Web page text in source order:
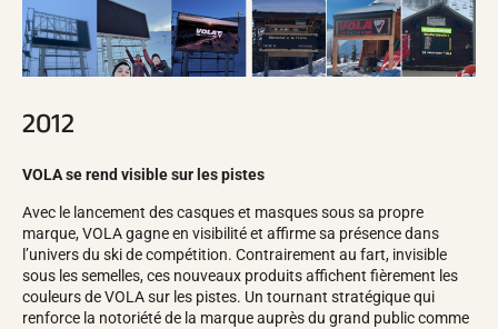
2012
VOLA se rend visible sur les pistes
Avec le lancement des casques et masques sous sa propre
marque, VOLA gagne en visibilité et affirme sa présence dans
l’univers du ski de compétition. Contrairement au fart, invisible
sous les semelles, ces nouveaux produits affichent fièrement les
couleurs de VOLA sur les pistes. Un tournant stratégique qui
renforce la notoriété de la marque auprès du grand public comme